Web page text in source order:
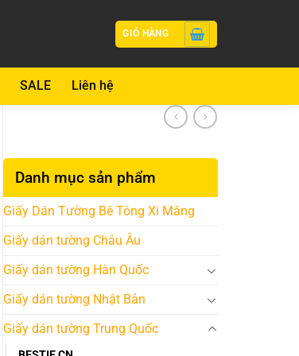
GIỎ HÀNG
SALE Liên hệ
Danh mục sản phẩm
Giấy Dán Tường Bê Tông Xi Măng
Giấy dán tường Châu Âu
Giấy dán tường Hàn Quốc
Giấy dán tường Nhật Bản
Giấy dán tường Trung Quốc